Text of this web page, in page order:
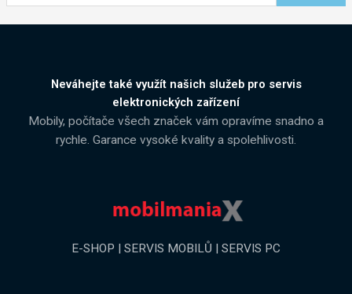
Neváhejte také využít našich služeb pro servis
elektronických zařízení
Mobily, počítače všech značek vám opravíme snadno a
rychle. Garance vysoké kvality a spolehlivosti.
E-SHOP | SERVIS MOBILŮ | SERVIS PC